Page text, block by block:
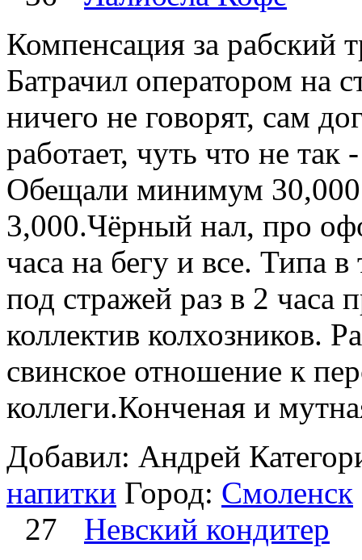
Компенсация за рабский
Батрачил оператором на
ничего не говорят, сам
работает, чуть что не так
Обещали минимум 30,000
3,000.Чёрный нал, про
часа на бегу и все. Типа
под стражей раз в 2
коллектив колхозников.
свинское отношение к
коллеги.Конченая и
Добавил: Андрей
напитки Город: Смоленск
27
Невский кондитер